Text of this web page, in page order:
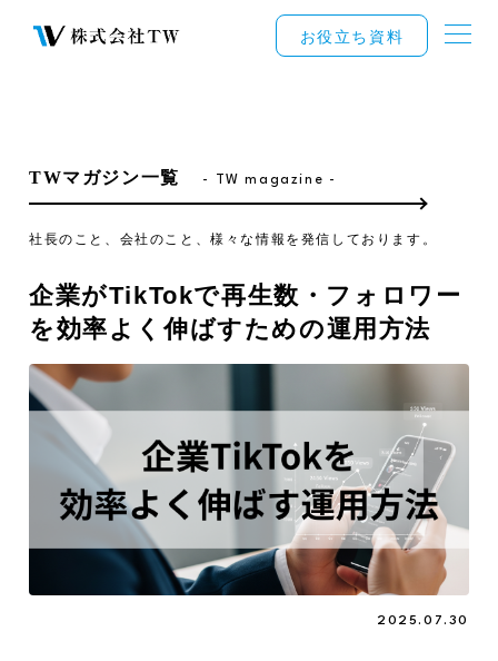
お役立ち資料
TWマガジン一覧 - TW magazine -
社長のこと、会社のこと、様々な情報を発信しております。
企業がTikTokで再生数・フォロワー
を効率よく伸ばすための運用方法
2025.07.30